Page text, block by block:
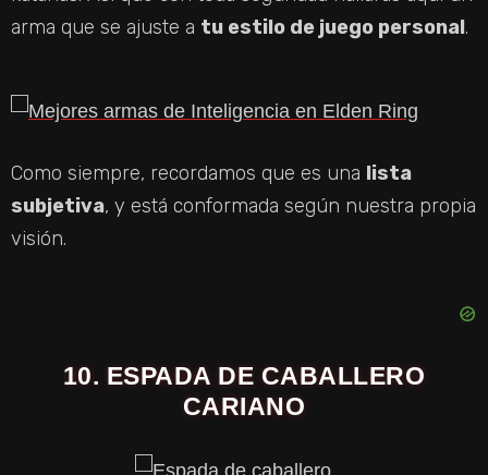
arma que se ajuste a tu estilo de juego personal.
Como siempre, recordamos que es una lista
subjetiva, y está conformada según nuestra propia
visión.
10. ESPADA DE CABALLERO
CARIANO